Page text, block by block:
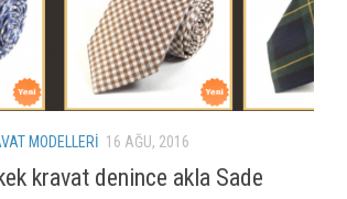
MODELLERI 16 AĞU, 2016
kravat denince akla Sade